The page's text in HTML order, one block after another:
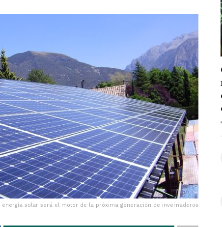
energía solar será el motor de la próxima generación de invernaderos